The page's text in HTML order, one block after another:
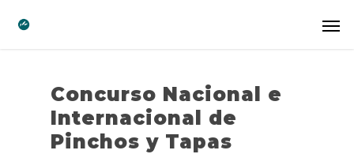
Concurso Nacional e
Internacional de
Pinchos y Tapas